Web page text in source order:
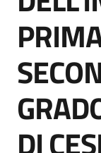
Seguici
su